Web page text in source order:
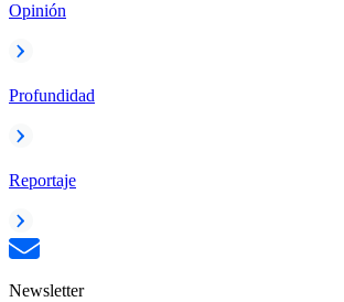
Opinión
Profundidad
Reportaje
Newsletter